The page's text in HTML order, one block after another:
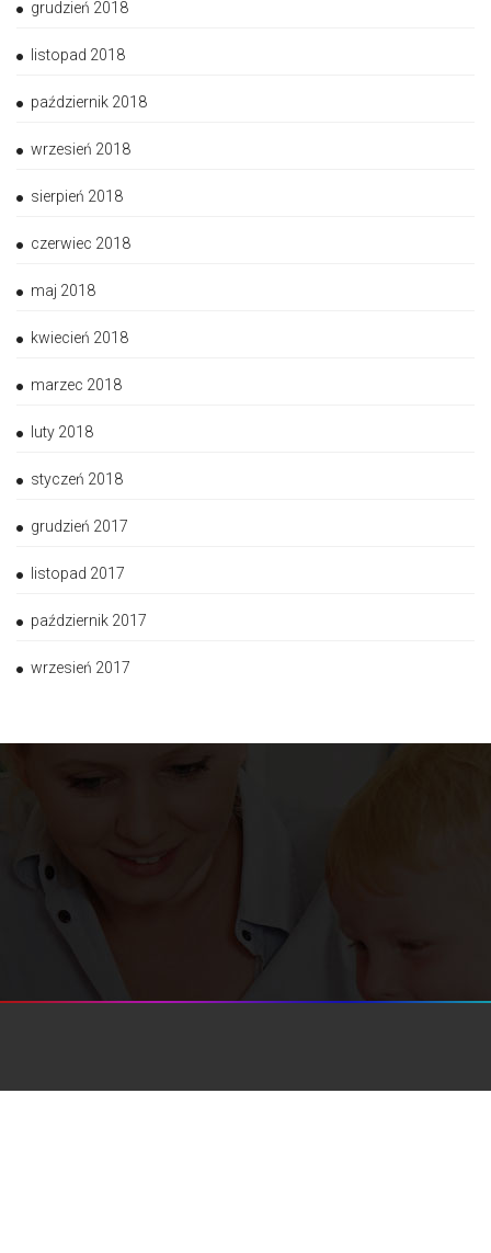
grudzień 2018
listopad 2018
październik 2018
wrzesień 2018
sierpień 2018
czerwiec 2018
maj 2018
kwiecień 2018
marzec 2018
luty 2018
styczeń 2018
grudzień 2017
listopad 2017
październik 2017
wrzesień 2017